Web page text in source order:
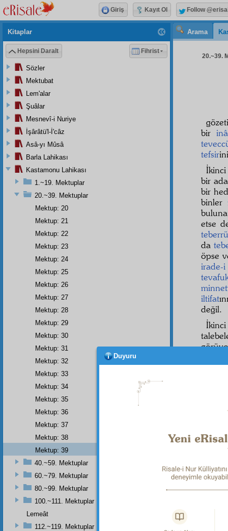
Arama
20.~39.
bir
tefsir
İkinci
bir
bir
binler
etse
da
öpse
irade-
iltifat
değil.
âhiret
Kitaplar
Hepsini Daralt Fihrist
Sözler
Mektubat
Lem'alar
Şuâlar
Mesnevî-i Nuriye
İşârâtü'l-İ'câz
Asâ-yı Mûsâ
Barla Lahikası
Kastamonu Lahikası
1.~19. Mektuplar
20.~39. Mektuplar
Mektup: 20
Mektup: 21
Mektup: 22
Mektup: 23
Mektup: 24
Mektup: 25
Mektup: 26
Mektup: 27
Mektup: 28
Mektup: 29
Mektup: 30
Mektup: 31
Mektup: 32
Mektup: 33
Mektup: 34
Mektup: 35
Mektup: 36
Mektup: 37
Mektup: 38
Mektup: 39
40.~59. Mektuplar
60.~79. Mektuplar
80.~99. Mektuplar
100.~111. Mektuplar
Lemeât
112.~119. Mektuplar
Giriş Kayıt Ol Follow
Duyuru